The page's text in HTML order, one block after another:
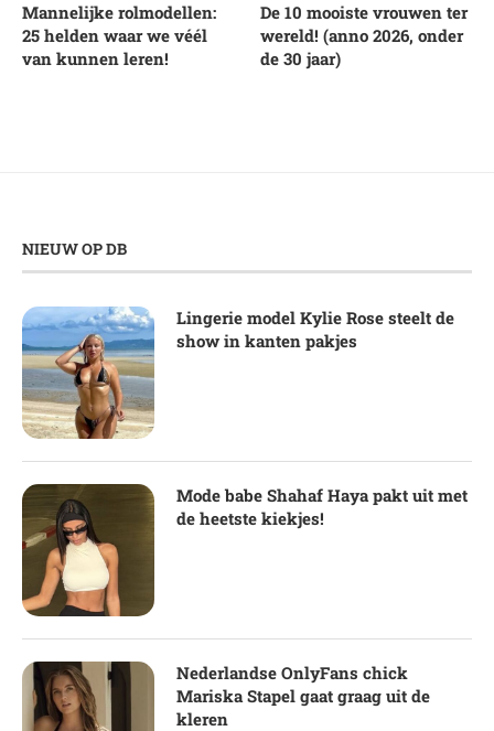
Mannelijke rolmodellen:
25 helden waar we véél
van kunnen leren!
De 10 mooiste vrouwen ter
wereld! (anno 2026, onder
de 30 jaar)
NIEUW OP DB
Lingerie model Kylie Rose steelt de
show in kanten pakjes
Mode babe Shahaf Haya pakt uit met
de heetste kiekjes!
Nederlandse OnlyFans chick
Mariska Stapel gaat graag uit de
kleren